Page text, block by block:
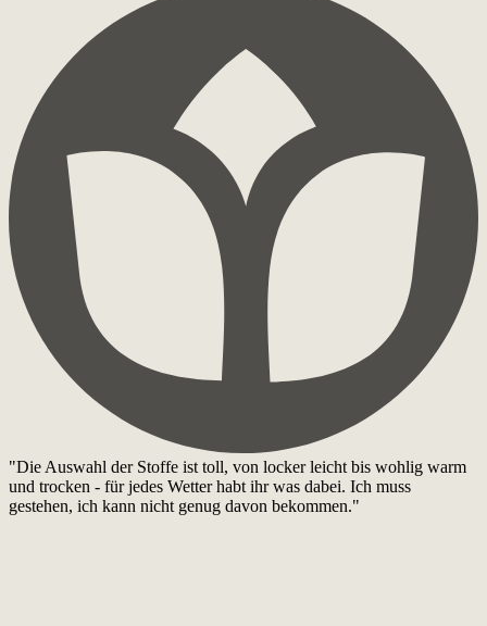
"Die Auswahl der Stoffe ist toll, von locker leicht bis wohlig warm
und trocken - für jedes Wetter habt ihr was dabei. Ich muss
gestehen, ich kann nicht genug davon bekommen."